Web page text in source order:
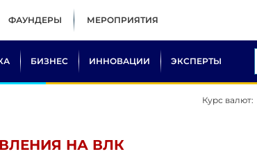
ФАУНДЕРЫ МЕРОПРИЯТИЯ
БИЗНЕС ИННОВАЦИИ ЭКСПЕРТЫ
Курс валют:
НА ВЛК